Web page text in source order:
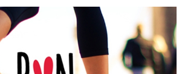
size.
size.